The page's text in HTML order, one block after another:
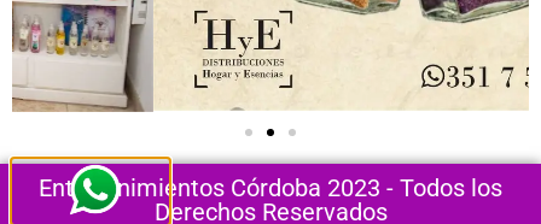
Entretenimientos Córdoba 2023 - Todos los
Derechos Reservados